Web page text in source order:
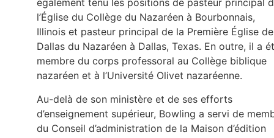
également tenu les positions de pasteur principal
l’Église du Collège du Nazaréen à Bourbonnais,
Illinois et pasteur principal de la Première Église de
Dallas du Nazaréen à Dallas, Texas. En outre, il a
membre du corps professoral au Collège biblique
nazaréen et à l’Université Olivet nazaréenne.
Au-delà de son ministère et de ses efforts
d’enseignement supérieur, Bowling a servi de
du Conseil d’administration de la Maison d’édition